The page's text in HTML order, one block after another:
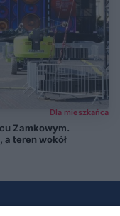
Dla mieszkańca
Zamkowym.
teren wokół